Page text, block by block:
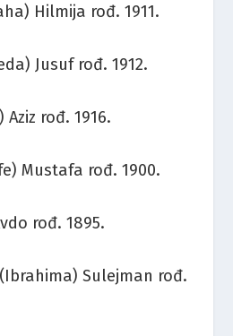
Hilmija rođ. 1911.
Jusuf rođ. 1912.
Aziz rođ. 1916.
Mustafa rođ. 1900.
rođ. 1895.
Sulejman rođ.